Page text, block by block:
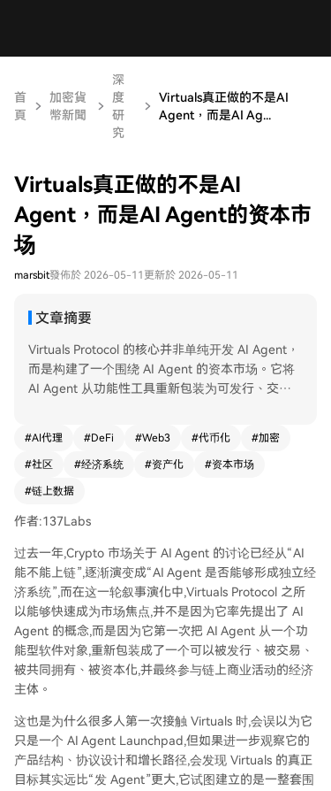
首
頁
加密貨
幣新聞
深
度
研
究
Virtuals真正做的不是AI
Agent，而是AI Ag...
Virtuals真正做的不是AI
Agent，而是AI Agent的资本市
场
marsbit發佈於 2026-05-11 更新於 2026-05-11
文章摘要
Virtuals Protocol 的核心并非单纯开发 AI Agent，
而是构建了一个围绕 AI Agent 的资本市场。它将
AI Agent 从功能性工具重新包装为可发行、交
资产化（代币化）吸引早期关注与投机，利用社区
作为利益共享的“股东网络”进行传播裂变，并借助
链上流动性形成市场。 项目后续通过推出 Agent
台升级为支持 AI Agent 间商业协作、服务调用与
链上结算的基础设施，并提出了衡量生态经济活动
的“Agentic GDP (aGDP)”概念。目前，Virtuals 已
证明其制造市场热点和社区驱动增长的能力，但其
长期价值取决于能否超越交易驱动，使 AI Agent
形成真实、可持续的商业闭环和自主经济体系。
#AI代理 #DeFi #Web3 #代币化 #加密
#社区 #经济系统 #资产化 #资本市场
#链上数据
作者:137Labs
过去一年,Crypto 市场关于 AI Agent 的讨论已经从“AI
能不能上链”,逐渐演变成“AI Agent 是否能够形成独立经
济系统”,而在这一轮叙事演化中,Virtuals Protocol 之所
以能够快速成为市场焦点,并不是因为它率先提出了 AI
Agent 的概念,而是因为它第一次把 AI Agent 从一个功
能型软件对象,重新包装成了一个可以被发行、被交易、
被共同拥有、被资本化,并最终参与链上商业活动的经济
主体。
这也是为什么很多人第一次接触 Virtuals 时,会误以为它
只是一个 AI Agent Launchpad,但如果进一步观察它的
产品结构、协议设计和增长路径,会发现 Virtuals 的真正
目标其实远比“发 Agent”更大,它试图建立的是一整套围